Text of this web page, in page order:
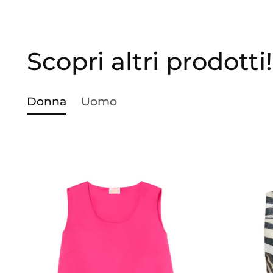
Scopri altri prodotti!
Donna Uomo